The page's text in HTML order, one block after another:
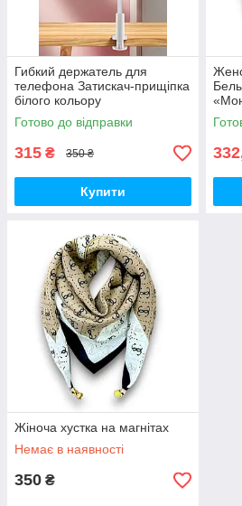
Гибкий держатель для
телефона Затискач-прищіпка
білого кольору
Готово до відправки
315 ₴ 350 ₴
Купити
Жіноча хустка на магнітах
Немає в наявності
350 ₴